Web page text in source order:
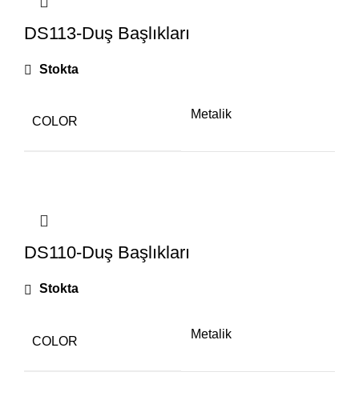
DS113-Duş Başlıkları
Stokta
COLOR
Metalik
DS110-Duş Başlıkları
Stokta
COLOR
Metalik